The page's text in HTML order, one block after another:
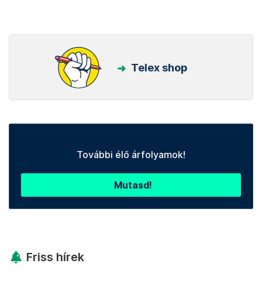
Telex shop
További élő árfolyamok!
Mutasd!
Friss hírek